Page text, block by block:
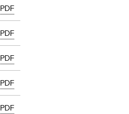
PDF
PDF
PDF
PDF
PDF